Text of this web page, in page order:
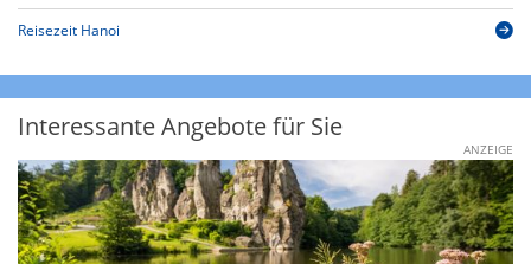
Reisezeit Hanoi
Interessante Angebote für Sie
ANZEIGE